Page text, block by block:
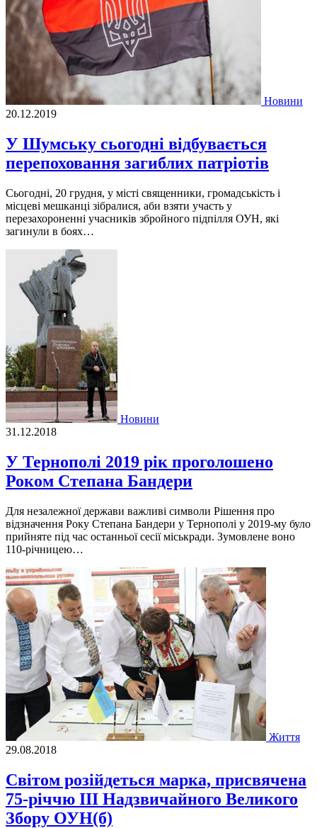
Новини
20.12.2019
У Шумську сьогодні відбувається
перепоховання загиблих патріотів
Сьогодні, 20 грудня, у місті священники, громадськість і
місцеві мешканці зібралися, аби взяти участь у
перезахороненні учасників збройного підпілля ОУН, які
загинули в боях…
Новини
31.12.2018
У Тернополі 2019 рік проголошено
Роком Степана Бандери
Для незалежної держави важливі символи Рішення про
відзначення Року Степана Бандери у Тернополі у 2019-му було
прийняте під час останньої сесії міськради. Зумовлене воно
110-річницею…
Життя
29.08.2018
Світом розійдеться марка, присвячена
75-річчю ІІІ Надзвичайного Великого
Збору ОУН(б)